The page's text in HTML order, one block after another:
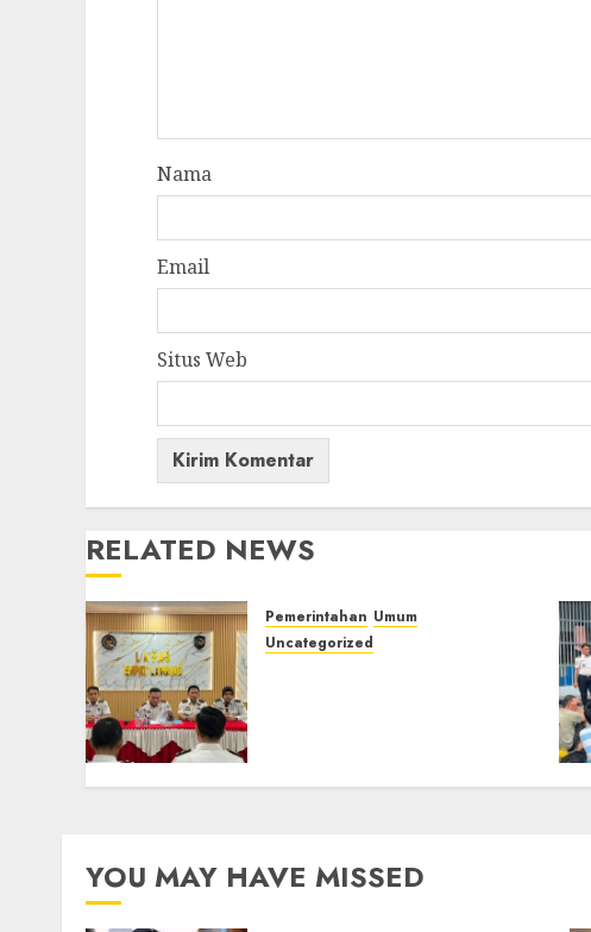
Nama
Email
Situs Web
RELATED NEWS
Pemerintahan Umum
Uncategorized
YOU MAY HAVE MISSED